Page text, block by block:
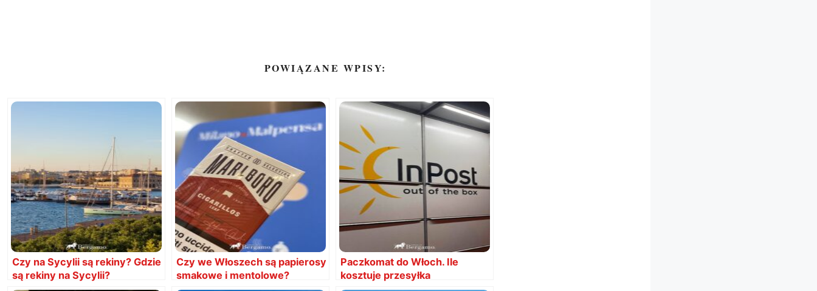
POWIĄZANE WPISY:
Czy na Sycylii są rekiny? Gdzie
są rekiny na Sycylii?
Czy we Włoszech są papierosy
smakowe i mentolowe?
Paczkomat do Włoch. Ile
kosztuje przesyłka